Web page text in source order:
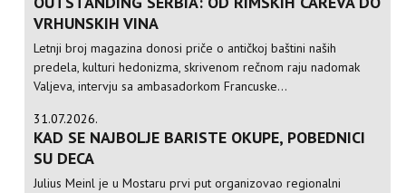
VRHUNSKIH VINA
Letnji broj magazina donosi priče o antičkoj baštini naših
predela, kulturi hedonizma, skrivenom rečnom raju nadomak
Valjeva, intervju sa ambasadorkom Francuske...
31.07.2026.
KAD SE NAJBOLJE BARISTE OKUPE, POBEDNICI
SU DECA
Julius Meinl je u Mostaru prvi put organizovao regionalni